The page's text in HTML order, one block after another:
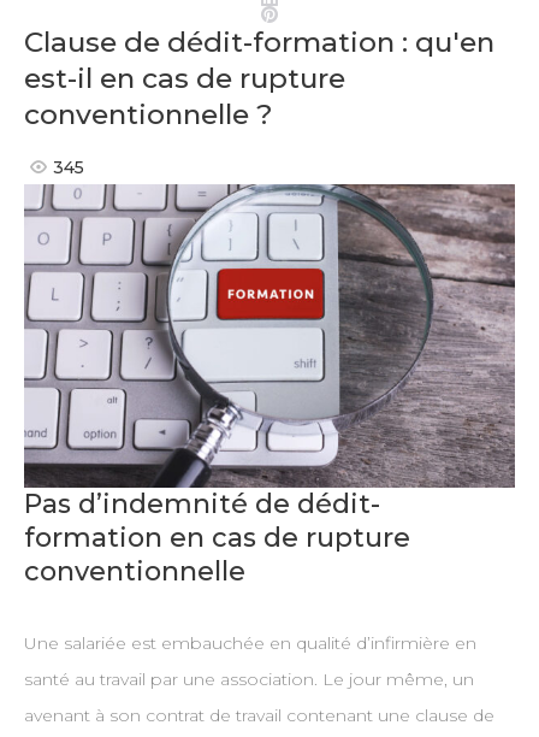
Pinterest
Clause de dédit-formation : qu'en
est-il en cas de rupture
conventionnelle ?
345
Pas d’indemnité de dédit-
formation en cas de rupture
conventionnelle
Une salariée est embauchée en qualité d’infirmière en
santé au travail par une association. Le jour même, un
avenant à son contrat de travail contenant une clause de